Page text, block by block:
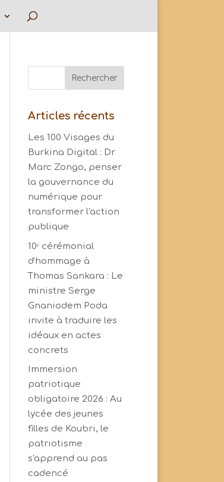
Articles récents
Les 100 Visages du
Burkina Digital : Dr
Marc Zongo, penser
la gouvernance du
numérique pour
transformer l'action
publique
10ᵉ cérémonial
d'hommage à
Thomas Sankara : Le
ministre Serge
Gnaniodem Poda
invite à traduire les
idéaux en actes
concrets
Immersion
patriotique
obligatoire 2026 : Au
lycée des jeunes
filles de Koubri, le
patriotisme
s'apprend au pas
cadencé